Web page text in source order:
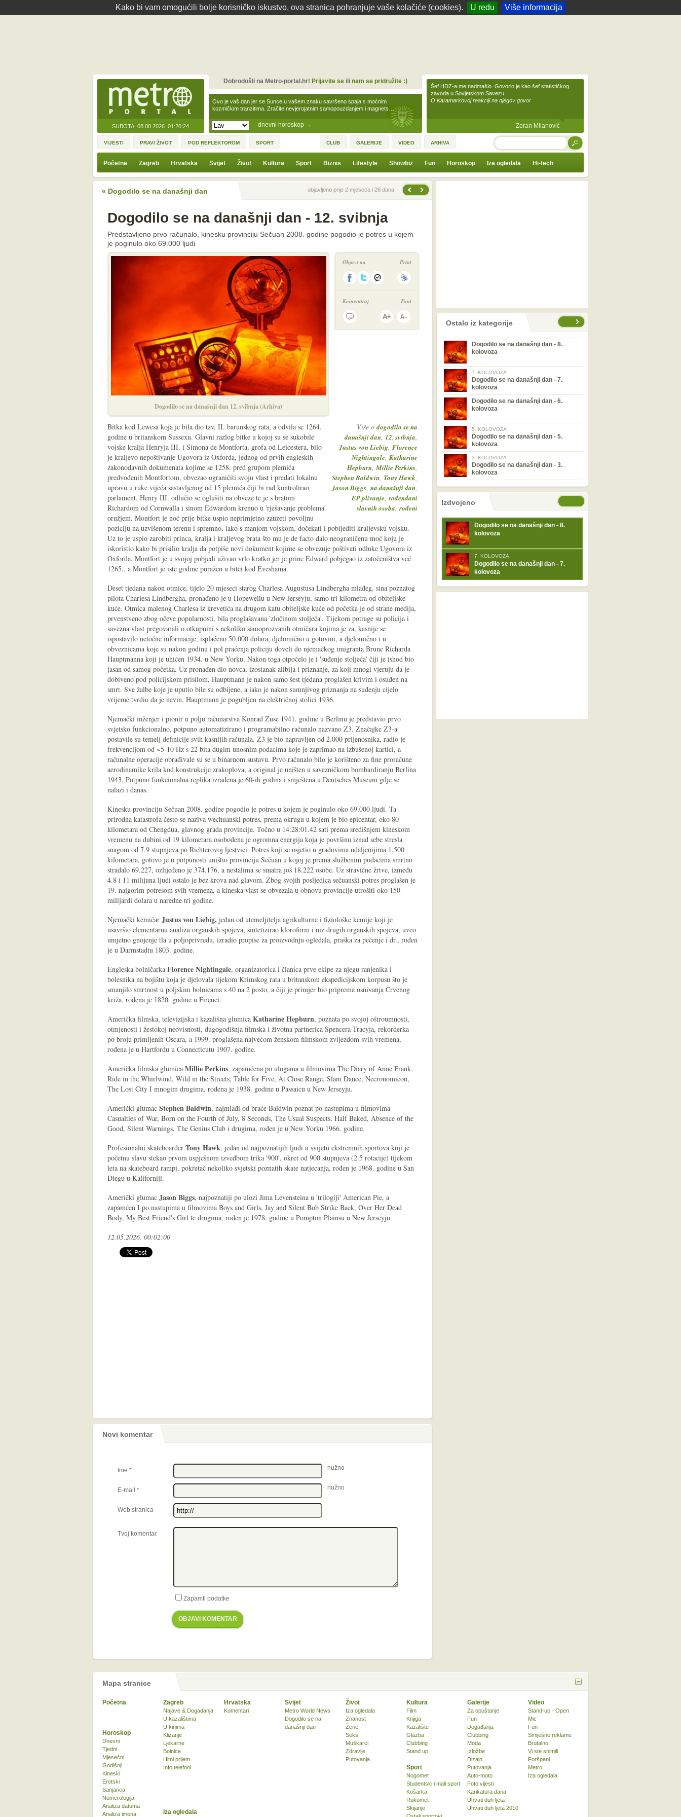
Kako bi vam omogućili bolje korisničko iskustvo, ova stranica pohranjuje vaše kolačiće (cookies). U redu Više informacija
SUBOTA, 08.08.2026. 01:20:24 dnevni horoskop →
Ovo je vaš dan jer se Sunce u vašem znaku savršeno spaja s moćnim
kozmičkim tranzitima. Zračite nevjerojatnim samopouzdanjem i magnets…
Dobrodošli na Metro-portal.hr! Prijavite seili nam se pridružite :)
Šef HDZ-a me nadmašio. Govorio je kao šef statističkog
zavoda u Sovjetskom Savezu
O Karamarkovoj reakciji na njegov govor
Zoran Milanović
VIJESTI PRAVI ŽIVOT POD REFLEKTOROM SPORT CLUB GALERIJE VIDEO ARHIVA TRAŽI
Početna Zagreb Hrvatska Svijet Život Kultura Sport Biznis Lifestyle Showbiz Fun Horoskop Iza ogledala Hi-tech
« Dogodilo se na današnji dan Prethodna vijestobjavljeno prije 2 mjeseca i 28 dana
Dogodilo se na današnji dan - 12. svibnja
Predstavljeno prvo računalo, kinesku provinciju Sečuan 2008. godine pogodio je potres u kojem
je poginulo oko 69.000 ljudi
Dogodilo se na današnji dan 12. svibnja (Arhiva)
Objavi na Print
Komentiraj Font
Više odogodilo se na
današnji dan, 12. svibnja,
Justus von Liebig, Florence
Nightingale,Katharine
Hepburn,Millie Perkins,
Stephen Baldwin, Tony Hawk,
Jason Biggs, na današnji dan,
EP plivanje,rođendani
slavnih osoba,rođeni
Bitka kod Lewesa koja je bila dio tzv. II. barunskog rata, a odvila se 1264.
godine u britanskom Sussexu. Glavni razlog bitke u kojoj su se sukobile
vojske kralja Henryja III. i Simona de Montforta, grofa od Leicestera, bilo
je kraljevo nepoštivanje Ugovora iz Oxforda, jednog od prvih engleskih
zakonodavnih dokumenata kojime se 1258. pred grupom plemića
predvođenih Montfortom, obvezao ograničiti svoju vlast i predati lokalnu
upravu u ruke vijeća sastavljenog od 15 plemića čiji bi rad kontrolirao
parlament. Henry III. odlučio se oglušiti na obveze te je s bratom
Richardom od Cornwalla i sinom Edwardom krenuo u 'rješavanje problema'
oružjem. Montfort je noć prije bitke uspio neprimjetno zauzeti povoljnu
poziciju na uzvišenom terenu i spremno, iako s manjom vojskom, dočekati i pobijediti kraljevsku vojsku.
Uz to je uspio zarobiti princa, kralja i kraljevog brata što mu je de facto dalo neograničenu moć koju je
iskoristio kako bi prisilio kralja da potpiše novi dokument kojime se obvezuje poštivati odluke Ugovora iz
Oxforda. Montfort je u svojoj pobjedi uživao vrlo kratko jer je princ Edward pobjegao iz zatočeništva već
1265., a Montfort je iste godine poražen u bitci kod Eveshama.
Deset tjedana nakon otmice, tijelo 20 mjeseci starog Charlesa Augustusa Lindbergha mlađeg, sina poznatog
pilota Charlesa Lindbergha, pronađeno je u Hopewellu u New Jerseyju, samo tri kilometra od obiteljske
kuće. Otmica malenog Charlesa iz krevetića na drugom katu obiteljske kuće od početka je od strane medija,
prvenstveno zbog očeve popularnosti, bila proglašavana 'zločinom stoljeća'. Tijekom potrage su policija i
savezna vlast pregovarali o otkupnini s nekoliko samoprozvanih otmičara kojima je za, kasnije se
ispostavilo netočne informacije, isplaćeno 50.000 dolara, djelomično u gotovini, a djelomično i u
obveznicama koje su nakon godinu i pol praćenja policiju doveli do njemačkog imigranta Brune Richarda
Hauptmanna koji je uhićen 1934. u New Yorku. Nakon toga otpočelo je i 'suđenje stoljeća' čiji je ishod bio
jasan od samog početka. Uz pronađen dio novca, izostanak alibija i priznanje, za koji mnogi vjeruju da je
dobiveno pod policijskom prisilom, Hauptmann je nakon samo šest tjedana proglašen krivim i osuđen na
smrt. Sve žalbe koje je uputio bile su odbijene, a iako je nakon sumnjivog priznanja na suđenju cijelo
vrijeme tvrdio da je nevin, Hauptmann je pogubljen na električnoj stolici 1936.
Njemački inženjer i pionir u polju računarstva Konrad Zuse 1941. godine u Berlinu je predstavio prvo
svjetsko funkcionalno, potpuno automatizirano i programabilno računalo nazvano Z3. Značajke Z3-a
postavile su temelj definicije svih kasnijih računala. Z3 je bio napravljen od 2.000 prijenosnika, radio je
frekvencijom od ~5-10 Hz s 22 bita dugim unosnim podacima koje je zaprimao na izbušenoj kartici, a
računalne operacije obrađivale su se u binarnom sustavu. Prvo računalo bilo je korišteno za fine proračune
aerodinamike krila kod konstrukcije zrakoplova, a original je uništen u savezničkom bombardiranju Berlina
1943. Potpuno funkcionalna replika izrađena je 60-ih godina i smještena u Deutsches Museum gdje se
nalazi i danas.
Kinesku provinciju Sečuan 2008. godine pogodio je potres u kojem je poginulo oko 69.000 ljudi. Ta
prirodna katastrofa često se naziva wechuanski potres, prema okrugu u kojem je bio epicentar, oko 80
kilometara od Chengdua, glavnog grada provincije. Točno u 14:28:01.42 sati prema središnjem kineskom
vremenu na dubini od 19 kilometara osobođena je ogromna energija koja je površinu iznad sebe stresla
snagom od 7.9 stupnjeva po Richterovoj ljestvici. Potres koji se osjetio u gradovima udaljenijima 1.500
kilometara, gotovo je u potpunosti uništio provinciju Sečuan u kojoj je prema službenim podacima smrtno
stradalo 69.227, ozlijeđeno je 374.176, a nestalima se smatra još 18.222 osobe. Uz stravične žrtve, između
4.8 i 11 milijuna ljudi ostalo je bez krova nad glavom. Zbog svojih posljedica sečuanski potres proglašen je
19. najgorim potresom svih vremena, a kineska vlast se obvezala u obnovu provincije utrošiti oko 150
milijardi dolara u naredne tri godine.
Njemački kemičar Justus von Liebig, jedan od utemeljitelja agrikulturne i fiziološke kemije koji je
usavršio elementarnu analizu organskih spojeva, sintetizirao kloroform i niz drugih organskih spojeva, uveo
umjetno gnojenje tla u poljoprivredu, izradio propise za proizvodnju ogledala, praška za pečenje i dr., rođen
je u Darmstadtu 1803. godine.
Engleska bolničarka Florence Nightingale, organizatorica i članica prve ekipe za njegu ranjenika i
bolesnika na bojištu koja je djelovala tijekom Krimskog rata u britanskom ekspedicijskom korpusu što je
smanjilo smrtnost u poljskim bolnicama s 40 na 2 posto, a čiji je primjer bio priprema osnivanja Crvenog
križa, rođena je 1820. godine u Firenci.
Američka filmska, televizijska i kazališna glumica Katharine Hepburn, poznata po svojoj oštroumnosti,
otmjenosti i žestokoj neovisnosti, dugogodišnja filmska i životna partnerica Spencera Tracyja, rekorderka
po broju primljenih Oscara, a 1999. proglašena najvećom ženskom filmskom zvijezdom svih vremena,
rođena je u Hartfordu u Connecticutu 1907. godine.
Američka filmska glumica Millie Perkins, zapamćena po ulogama u filmovima The Diary of Anne Frank,
Ride in the Whirlwind, Wild in the Streets, Table for Five, At Close Range, Slam Dance, Necronomicon,
The Lost City I mnogim drugima, rođena je 1938. godine u Passaicu u New Jerseyju.
Američki glumac Stephen Baldwin, najmlađi od braće Baldwin poznat po nastupima u filmovima
Casualties of War, Born on the Fourth of July, 8 Seconds, The Usual Suspects, Half Baked, Absence of the
Good, Silent Warnings, The Genius Club i drugima, rođen je u New Yorku 1966. godine.
Profesionalni skateboarder Tony Hawk, jedan od najpoznatijih ljudi u svijetu ekstremnih sportova koji je
početnu slavu stekao prvom uspješnom izvedbom trika '900', okret od 900 stupnjeva (2.5 rotacije) tijekom
leta na skateboard rampi, pokretač nekoliko svjetski poznatih skate natjecanja, rođen je 1968. godine u San
Diegu u Kaliforniji.
Američki glumac Jason Biggs, najpoznatiji po ulozi Jima Levensteina u 'trilogiji' American Pie, a
zapamćen I po nastupima u filmovima Boys and Girls, Jay and Silent Bob Strike Back, Over Her Dead
Body, My Best Friend's Girl te drugima, rođen je 1978. godine u Pompton Plainsu u New Jerseyju
12.05.2026. 00:02:00
Novi komentar
Ime * nužno
E-mail * nužno
Web stranica
Tvoj komentar
Zapamti podatke
OBJAVI KOMENTAR
prethodno Ostalo iz kategorije
Dogodilo se na današnji dan - 8.
kolovoza
7. KOLOVOZA
Dogodilo se na današnji dan - 7.
kolovoza
Dogodilo se na današnji dan - 6.
kolovoza
5. KOLOVOZA
Dogodilo se na današnji dan - 5.
kolovoza
3. KOLOVOZA
Dogodilo se na današnji dan - 3.
kolovoza
nema prethodne stranice
nema sljedeće stranice
Izdvojeno
Dogodilo se na današnji dan - 8.
kolovoza
7. KOLOVOZA
Dogodilo se na današnji dan - 7.
kolovoza
Mapa stranice
Početna Zagreb
Najave & Događanja
U kazalištima
U kinima
Klizanje
Ljekarne
Bolnice
Hitni prijem
Info telefoni
Hrvatska
Komentari
Svijet
Metro World News
Dogodilo se na
današnji dan
Život
Iza ogledala
Znanost
Žene
Seks
Muškarci
Zdravlje
Putovanja
Kultura
Film
Knjiga
Kazalište
Glazba
Clubbing
Stand up
Sport
Nogomet
Studentski i mali sport
Košarka
Rukomet
Skijanje
Horoskop
Dnevni
Tjedni
Mjesečni
Godišnji
Kineski
Erotski
Sanjarica
Numerologija
Analiza datuma
Analiza imena
Iza ogledala
Galerije
Za opuštanje
Fun
Događanja
Clubbing
Moda
Izložbe
Dizajn
Putovanja
Auto-moto
Foto vijesti
Karikatura dana
Uhvati duh ljeta
Uhvati duh ljeta 2010
Video
Stand-up - Open
Mic
Fun
Smiješne reklame
Brutalno
Vi ste snimili
Foršpani
Metro
Iza ogledala